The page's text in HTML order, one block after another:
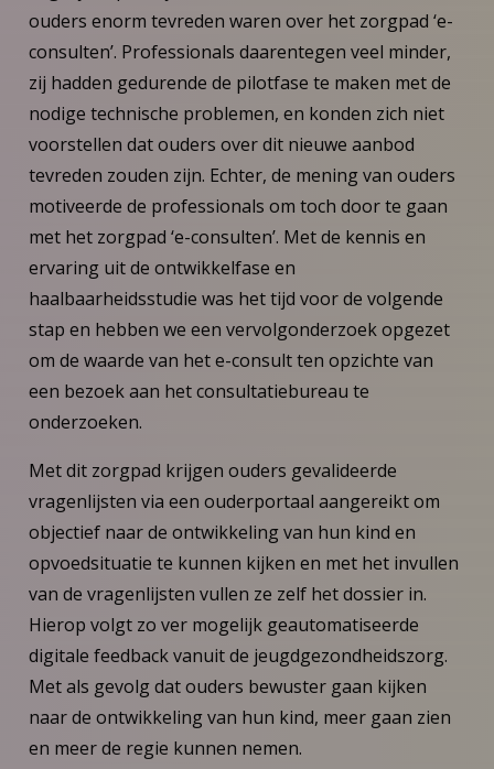
ouders enorm tevreden waren over het zorgpad ‘e-
consulten’. Professionals daarentegen veel minder,
zij hadden gedurende de pilotfase te maken met de
nodige technische problemen, en konden zich niet
voorstellen dat ouders over dit nieuwe aanbod
tevreden zouden zijn. Echter, de mening van ouders
motiveerde de professionals om toch door te gaan
met het zorgpad ‘e-consulten’. Met de kennis en
ervaring uit de ontwikkelfase en
haalbaarheidsstudie was het tijd voor de volgende
stap en hebben we een vervolgonderzoek opgezet
om de waarde van het e-consult ten opzichte van
een bezoek aan het consultatiebureau te
onderzoeken.
Met dit zorgpad krijgen ouders gevalideerde
vragenlijsten via een ouderportaal aangereikt om
objectief naar de ontwikkeling van hun kind en
opvoedsituatie te kunnen kijken en met het invullen
van de vragenlijsten vullen ze zelf het dossier in.
Hierop volgt zo ver mogelijk geautomatiseerde
digitale feedback vanuit de jeugdgezondheidszorg.
Met als gevolg dat ouders bewuster gaan kijken
naar de ontwikkeling van hun kind, meer gaan zien
en meer de regie kunnen nemen.